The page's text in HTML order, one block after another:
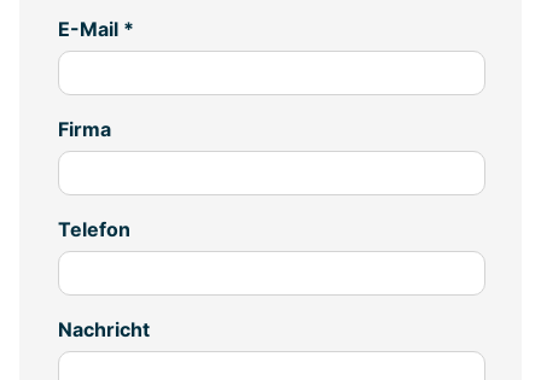
E-Mail *
Firma
Telefon
Nachricht